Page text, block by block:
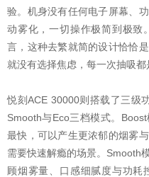
验。机身没有任何电子屏幕、
动雾化，一切操作极简到极致
言，这种去繁就简的设计恰恰
就没有选择焦虑，每一次抽吸都
悦刻ACE 30000则搭载了三级
Smooth与Eco三档模式。
最快，可以产生更浓郁的烟雾
需要快速解瘾的场景。Smooth
顾烟雾量、口感细腻度与功耗